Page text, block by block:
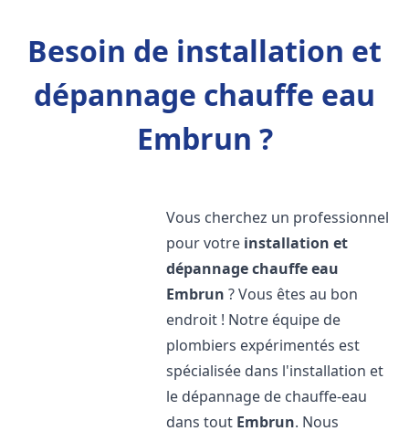
Besoin de installation et
dépannage chauffe eau
Embrun ?
Vous cherchez un professionnel
pour votre installation et
dépannage chauffe eau
Embrun ? Vous êtes au bon
endroit ! Notre équipe de
plombiers expérimentés est
spécialisée dans l'installation et
le dépannage de chauffe-eau
dans tout Embrun. Nous